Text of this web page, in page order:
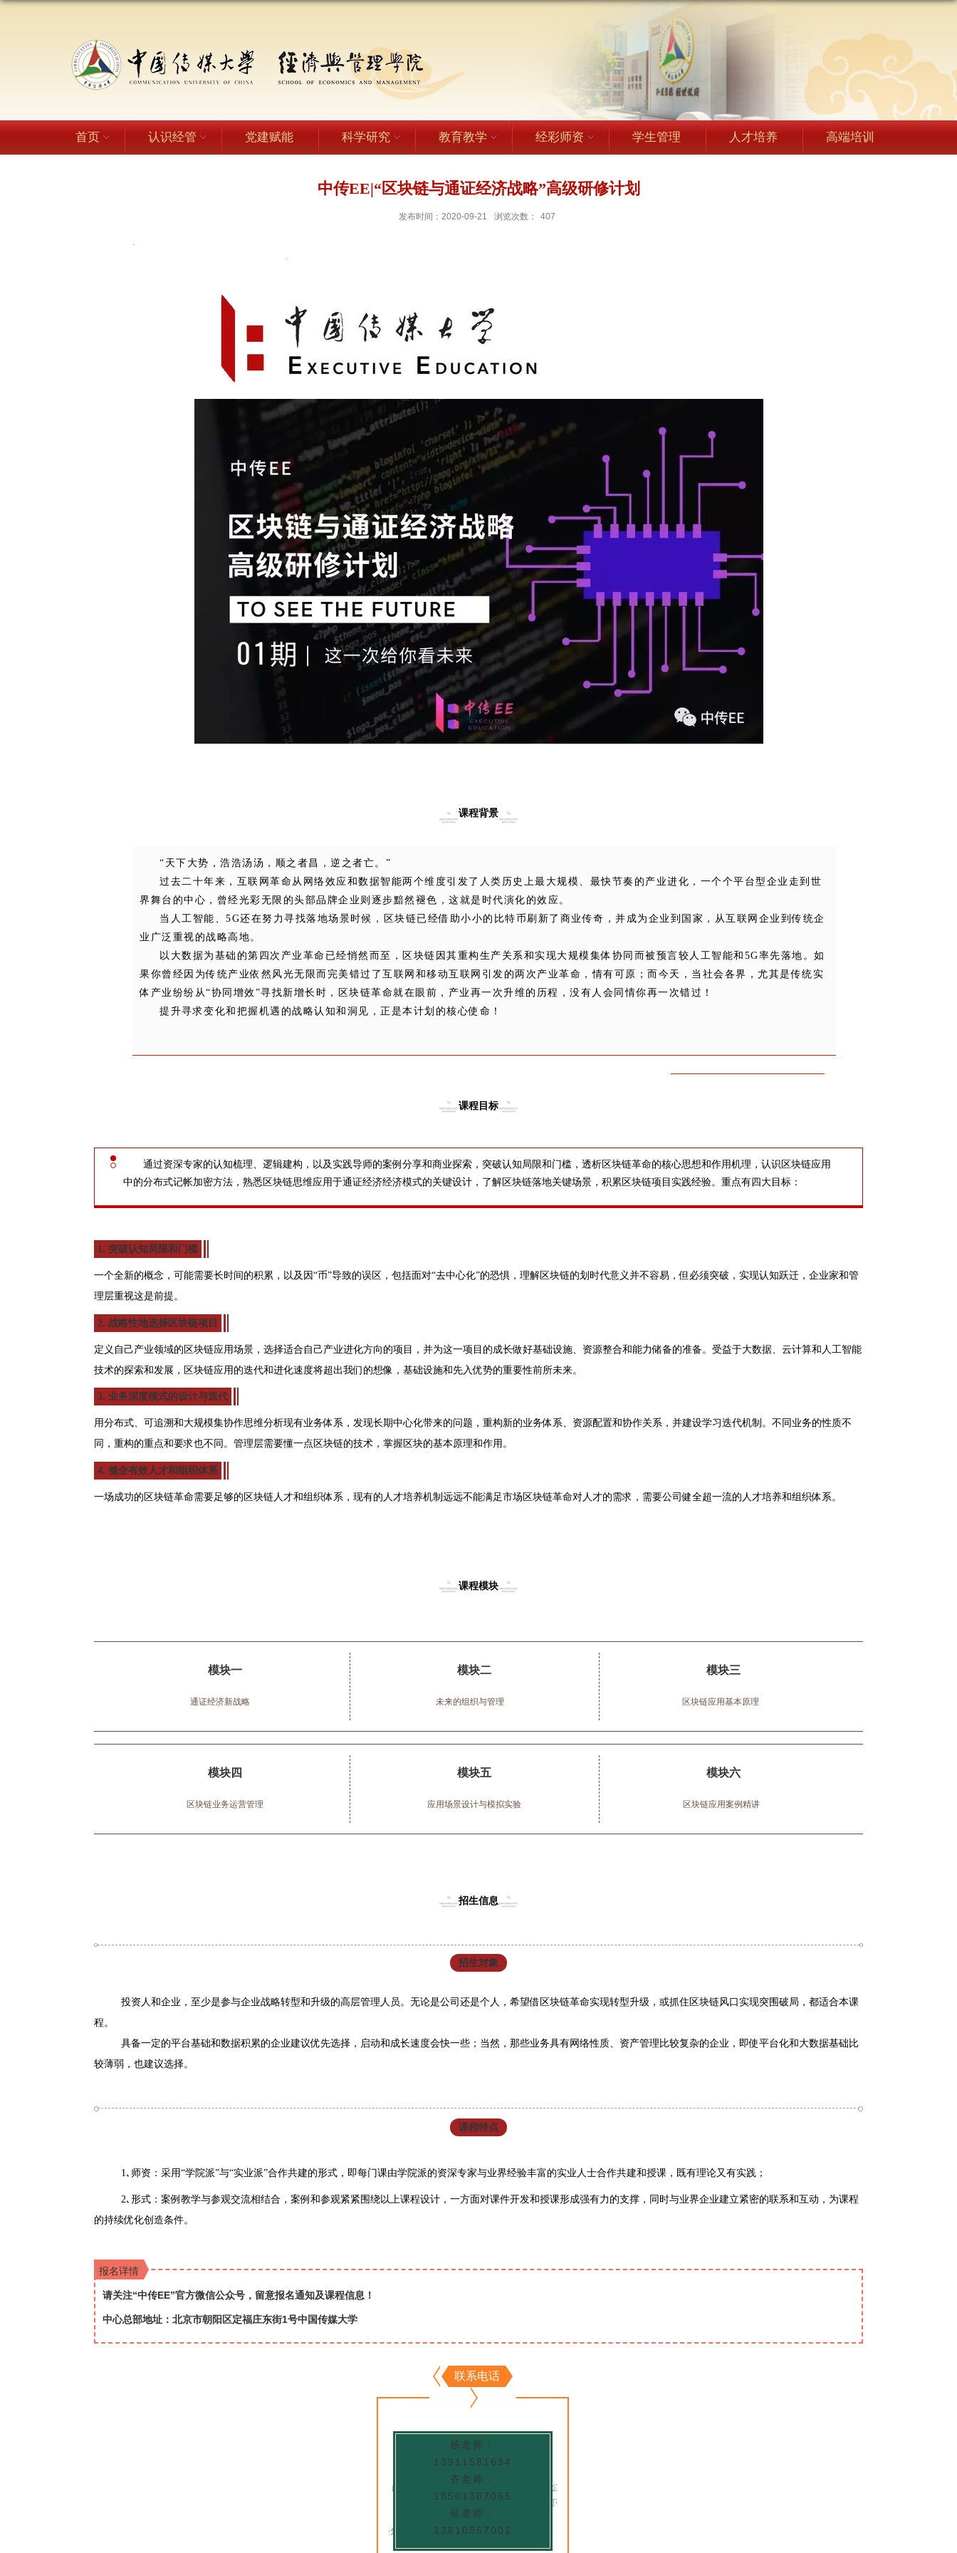
首页 认识经管 党建赋能 科学研究 教育教学 经彩师资 学生管理 人才培养 高端培训
中传EE|“区块链与通证经济战略”高级研修计划
发布时间：2020-09-21 浏览次数： 407
课程背景
“天下大势，浩浩汤汤，顺之者昌，逆之者亡。”
过去二十年来，互联网革命从网络效应和数据智能两个维度引发了人类历史上最大规模、最快节奏的产业进化，一个个平台型企业走到世
界舞台的中心，曾经光彩无限的头部品牌企业则逐步黯然褪色，这就是时代演化的效应。
当人工智能、5G还在努力寻找落地场景时候，区块链已经借助小小的比特币刷新了商业传奇，并成为企业到国家，从互联网企业到传统企
业广泛重视的战略高地。
以大数据为基础的第四次产业革命已经悄然而至，区块链因其重构生产关系和实现大规模集体协同而被预言较人工智能和5G率先落地。如
果你曾经因为传统产业依然风光无限而完美错过了互联网和移动互联网引发的两次产业革命，情有可原；而今天，当社会各界，尤其是传统实
体产业纷纷从“协同增效”寻找新增长时，区块链革命就在眼前，产业再一次升维的历程，没有人会同情你再一次错过！
提升寻求变化和把握机遇的战略认知和洞见，正是本计划的核心使命！
课程目标
通过资深专家的认知梳理、逻辑建构，以及实践导师的案例分享和商业探索，突破认知局限和门槛，透析区块链革命的核心思想和作用机理，认识区块链应用
中的分布式记帐加密方法，熟悉区块链思维应用于通证经济经济模式的关键设计，了解区块链落地关键场景，积累区块链项目实践经验。重点有四大目标：
1. 突破认知局限和门槛
一个全新的概念，可能需要长时间的积累，以及因“币”导致的误区，包括面对“去中心化”的恐惧，理解区块链的划时代意义并不容易，但必须突破，实现认知跃迁，企业家和管
理层重视这是前提。
2. 战略性地选择区块链项目
定义自己产业领域的区块链应用场景，选择适合自己产业进化方向的项目，并为这一项目的成长做好基础设施、资源整合和能力储备的准备。受益于大数据、云计算和人工智能
技术的探索和发展，区块链应用的迭代和进化速度将超出我们的想像，基础设施和先入优势的重要性前所未来。
3. 业务深度模式的设计与迭代
用分布式、可追溯和大规模集协作思维分析现有业务体系，发现长期中心化带来的问题，重构新的业务体系、资源配置和协作关系，并建设学习迭代机制。不同业务的性质不
同，重构的重点和要求也不同。管理层需要懂一点区块链的技术，掌握区块的基本原理和作用。
4. 健全有效人才和组织体系
一场成功的区块链革命需要足够的区块链人才和组织体系，现有的人才培养机制远远不能满足市场区块链革命对人才的需求，需要公司健全超一流的人才培养和组织体系。
课程模块
模块一
通证经济新战略
模块二
未来的组织与管理
模块三
区块链应用基本原理
模块四
区块链业务运营管理
模块五
应用场景设计与模拟实验
模块六
区块链应用案例精讲
招生信息
招生对象
投资人和企业，至少是参与企业战略转型和升级的高层管理人员。无论是公司还是个人，希望借区块链革命实现转型升级，或抓住区块链风口实现突围破局，都适合本课
程。
具备一定的平台基础和数据积累的企业建议优先选择，启动和成长速度会快一些；当然，那些业务具有网络性质、资产管理比较复杂的企业，即使平台化和大数据基础比
较薄弱，也建议选择。
课程特点
1､ 师资：采用“学院派”与“实业派”合作共建的形式，即每门课由学院派的资深专家与业界经验丰富的实业人士合作共建和授课，既有理论又有实践；
2､形式：案例教学与参观交流相结合，案例和参观紧紧围绕以上课程设计，一方面对课件开发和授课形成强有力的支撑，同时与业界企业建立紧密的联系和互动，为课程
的持续优化创造条件。
报名详情
请关注“中传EE”官方微信公众号，留意报名通知及课程信息！
中心总部地址： 北京市朝阳区定福庄东街1号中国传媒大学
联系电话
杨老师：
13911581634
齐老师：
18501387065
侯老师：
13810867001